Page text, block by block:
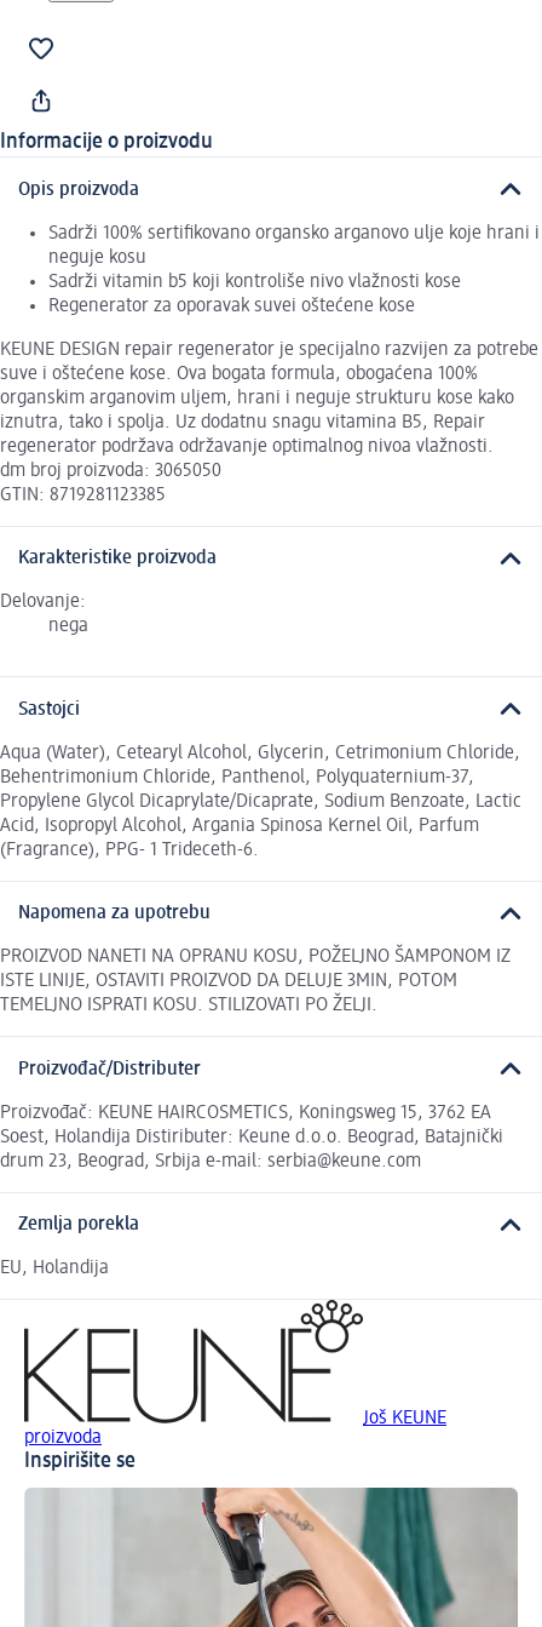
Informacije o proizvodu
Opis proizvoda
Sadrži 100% sertifikovano organsko arganovo ulje koje hrani i
neguje kosu
Sadrži vitamin b5 koji kontroliše nivo vlažnosti kose
Regenerator za oporavak suvei oštećene kose
KEUNE DESIGN repair regenerator je specijalno razvijen za potrebe
suve i oštećene kose. Ova bogata formula, obogaćena 100%
organskim arganovim uljem, hrani i neguje strukturu kose kako
iznutra, tako i spolja. Uz dodatnu snagu vitamina B5, Repair
regenerator podržava održavanje optimalnog nivoa vlažnosti.
dm broj proizvoda: 3065050
GTIN: 8719281123385
Karakteristike proizvoda
Delovanje:
nega
Sastojci
Aqua (Water), Cetearyl Alcohol, Glycerin, Cetrimonium Chloride,
Behentrimonium Chloride, Panthenol, Polyquaternium-37,
Propylene Glycol Dicaprylate/Dicaprate, Sodium Benzoate, Lactic
Acid, Isopropyl Alcohol, Argania Spinosa Kernel Oil, Parfum
(Fragrance), PPG- 1 Trideceth-6.
Napomena za upotrebu
PROIZVOD NANETI NA OPRANU KOSU, POŽELJNO ŠAMPONOM IZ
ISTE LINIJE, OSTAVITI PROIZVOD DA DELUJE 3MIN, POTOM
TEMELJNO ISPRATI KOSU. STILIZOVATI PO ŽELJI.
Proizvođač/Distributer
Proizvođač: KEUNE HAIRCOSMETICS, Koningsweg 15, 3762 EA
Soest, Holandija Distiributer: Keune d.o.o. Beograd, Batajnički
drum 23, Beograd, Srbija e-mail: serbia@keune.com
Zemlja porekla
EU, Holandija
Još KEUNE
proizvoda
Inspirišite se